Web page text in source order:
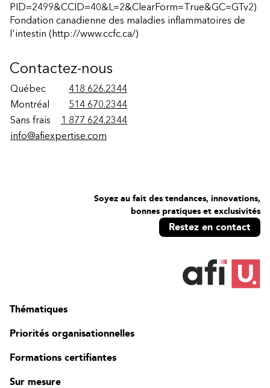
PID=2499&CCID=40&L=2&ClearForm=True&GC=GTv2)
Fondation canadienne des maladies inflammatoires de
l'intestin (http://www.ccfc.ca/)
Contactez-nous
Québec
418 626.2344
Montréal
514 670.2344
Sans frais
1 877 624.2344
info@afiexpertise.com
Soyez au fait des tendances, innovations,
bonnes pratiques et exclusivités
Restez en contact
Thématiques
Priorités organisationnelles
Formations certifiantes
Sur mesure